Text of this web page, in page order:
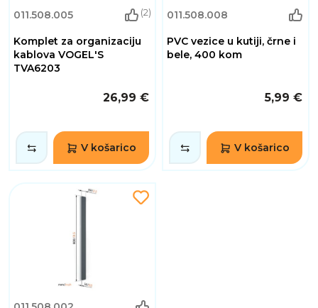
011.508.005 (2)
Komplet za organizaciju
kablova VOGEL'S
TVA6203
26,99 €
V košarico
011.508.008
PVC vezice u kutiji, črne i
bele, 400 kom
5,99 €
V košarico